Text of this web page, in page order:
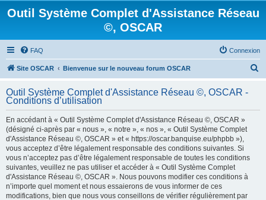
Outil Système Complet d'Assistance Réseau
©, OSCAR
FAQ Connexion
Site OSCAR Bienvenue sur le nouveau forum OSCAR
h
Outil Système Complet d'Assistance Réseau ©, OSCAR -
Conditions d’utilisation
En accédant à « Outil Système Complet d'Assistance Réseau ©, OSCAR »
(désigné ci-après par « nous », « notre », « nos », « Outil Système Complet
d'Assistance Réseau ©, OSCAR » et « https://oscar.banquise.eu/phpbb »),
vous acceptez d’être légalement responsable des conditions suivantes. Si
vous n’acceptez pas d’être légalement responsable de toutes les conditions
suivantes, veuillez ne pas utiliser et accéder à « Outil Système Complet
d'Assistance Réseau ©, OSCAR ». Nous pouvons modifier ces conditions à
n’importe quel moment et nous essaierons de vous informer de ces
modifications, bien que nous vous conseillons de vérifier régulièrement par